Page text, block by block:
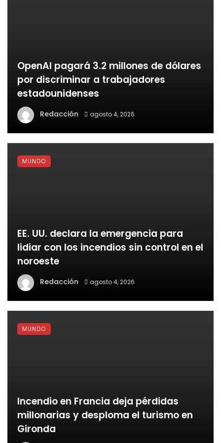
OpenAI pagará 3.2 millones de dólares
por discriminar a trabajadores
estadounidenses
Redacción agosto 4, 2026
EE. UU. declara la emergencia para
lidiar con los incendios sin control en el
noroeste
Redacción agosto 4, 2026
MUNDO
Incendio en Francia deja pérdidas
millonarias y desploma el turismo en
Gironda
MUNDO